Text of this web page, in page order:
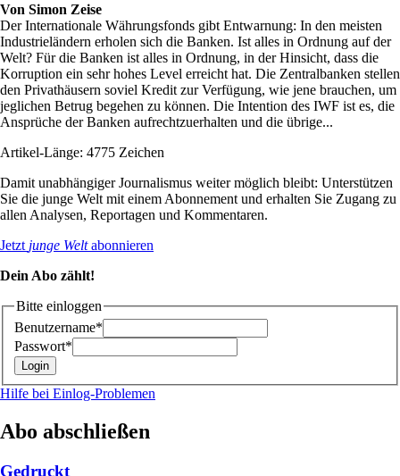
Von Simon Zeise
Der Internationale Währungsfonds gibt Entwarnung: In den meisten
Industrieländern erholen sich die Banken. Ist alles in Ordnung auf der
Welt? Für die Banken ist alles in Ordnung, in der Hinsicht, dass die
Korruption ein sehr hohes Level erreicht hat. Die Zentralbanken stellen
den Privathäusern soviel Kredit zur Verfügung, wie jene brauchen, um
jeglichen Betrug begehen zu können. Die Intention des IWF ist es, die
Ansprüche der Banken aufrechtzuerhalten und die übrige...
Artikel-Länge: 4775 Zeichen
Damit unabhängiger Journalismus weiter möglich bleibt: Unterstützen
Sie die junge Welt mit einem Abonnement und erhalten Sie Zugang zu
allen Analysen, Reportagen und Kommentaren.
Jetzt junge Weltabonnieren
Dein Abo zählt!
Bitte einloggen
Benutzername*
Passwort*
Hilfe bei Einlog-Problemen
Abo abschließen
Gedruckt